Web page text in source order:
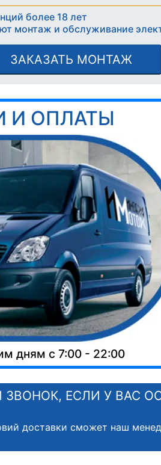
более 18 лет
монтаж и обслуживание
ЗАКАЗАТЬ МОНТАЖ
И ОПЛАТЫ
дням с 7:00 - 22:00
ЗВОНОК, ЕСЛИ У ВАС
доставки сможет наш